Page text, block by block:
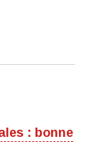
: bonne